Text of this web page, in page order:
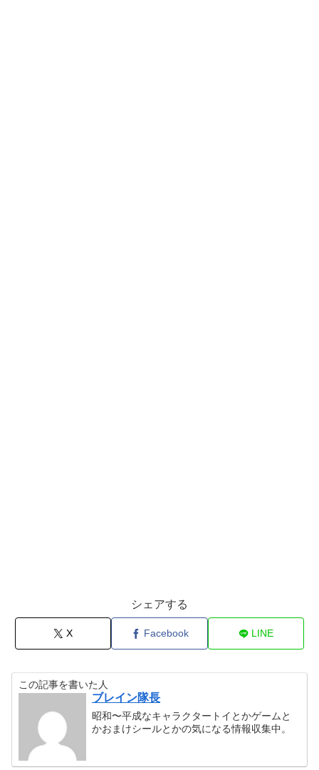
シェアする
X Facebook LINE
この記事を書いた人
ブレイン隊長
昭和〜平成なキャラクタートイとかゲームと
かおまけシールとかの気になる情報収集中。